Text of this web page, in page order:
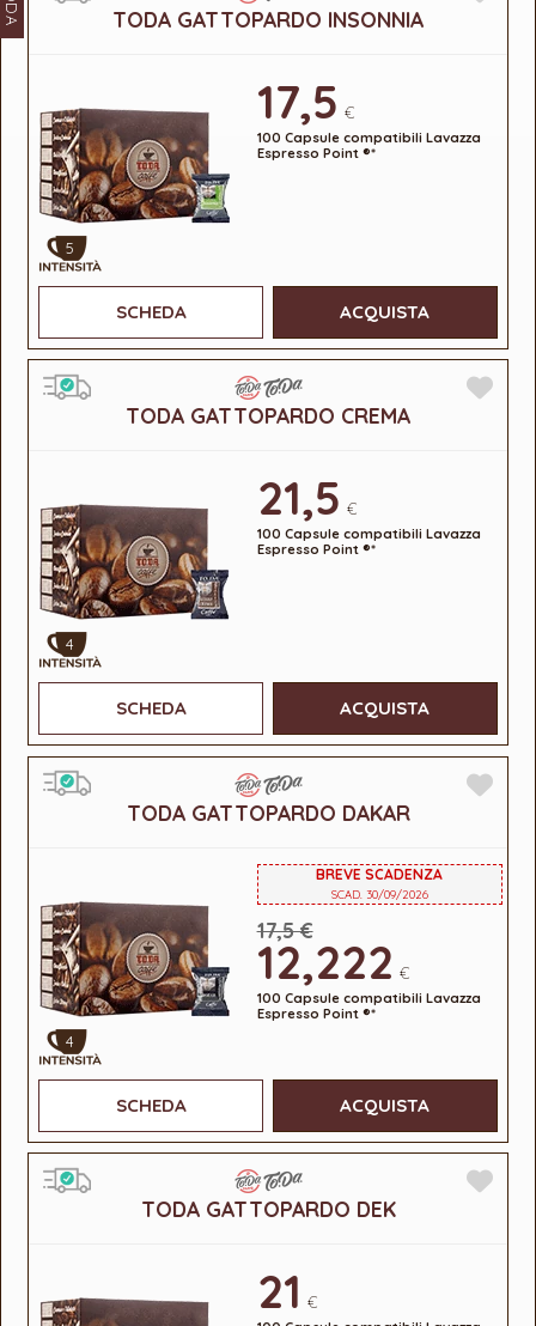
TODA GATTOPARDO INSONNIA
5
17,5 €
100 Capsule compatibili Lavazza
Espresso Point ®*
SCHEDA ACQUISTA
TODA GATTOPARDO CREMA
4
21,5 €
100 Capsule compatibili Lavazza
Espresso Point ®*
SCHEDA ACQUISTA
TODA GATTOPARDO DAKAR
4
BREVE SCADENZA
SCAD. 30/09/2026
17,5 €
12,222 €
100 Capsule compatibili Lavazza
Espresso Point ®*
SCHEDA ACQUISTA
TODA GATTOPARDO DEK
21 €